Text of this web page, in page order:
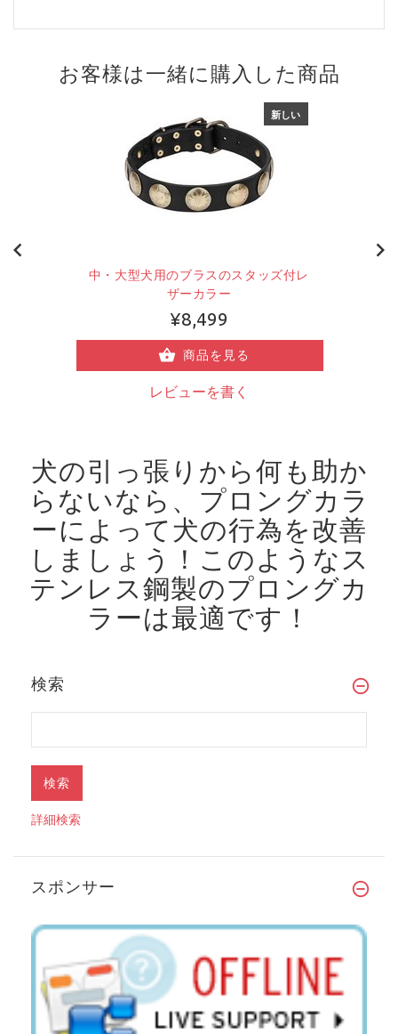
お客様は一緒に購入した商品
新しい
中・大型犬用のブラスのスタッズ付レ
ザーカラー
¥8,499
商品を見る
レビューを書く
犬の引っ張りから何も助か
らないなら、プロングカラ
ーによって犬の行為を改善
しましょう！ このようなス
テンレス鋼製のプロングカ
ラーは最適です！
検索
詳細検索
スポンサー